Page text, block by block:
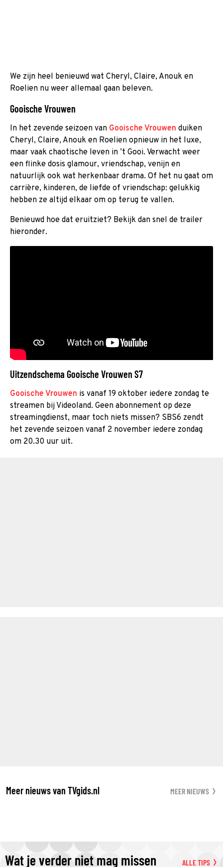
We zijn heel benieuwd wat Cheryl, Claire, Anouk en
Roelien nu weer allemaal gaan beleven.
Gooische Vrouwen
In het zevende seizoen van Gooische Vrouwen duiken
Cheryl, Claire, Anouk en Roelien opnieuw in het luxe,
maar vaak chaotische leven in ’t Gooi. Verwacht weer
een flinke dosis glamour, vriendschap, venijn en
natuurlijk ook wat herkenbaar drama. Of het nu gaat om
carrière, kinderen, de liefde of vriendschap: gelukkig
hebben ze altijd elkaar om op terug te vallen.
Benieuwd hoe dat eruitziet? Bekijk dan snel de trailer
hieronder.
Uitzendschema Gooische Vrouwen S7
Gooische Vrouwen is vanaf 19 oktober iedere zondag te
streamen bij Videoland. Geen abonnement op deze
streamingdienst, maar toch niets missen? SBS6 zendt
het zevende seizoen vanaf 2 november iedere zondag
om 20.30 uur uit.
Meer nieuws van TVgids.nl MEER NIEUWS
Wat je verder niet mag missen ALLE TIPS